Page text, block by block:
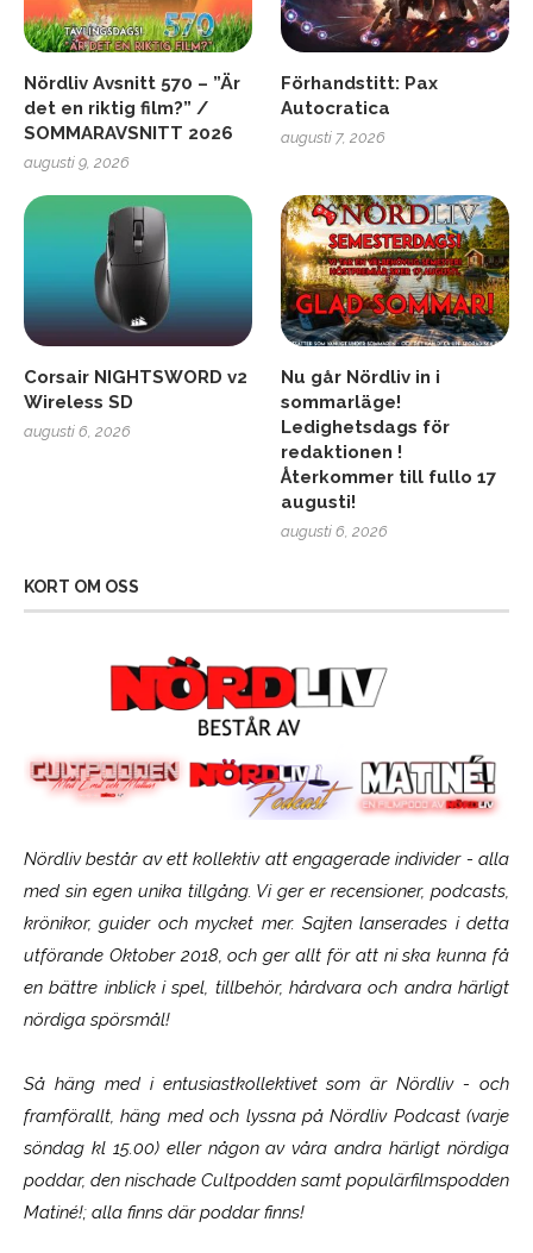
Nördliv Avsnitt 570 – ”Är
det en riktig film?” /
SOMMARAVSNITT 2026
augusti 9, 2026
Förhandstitt: Pax
Autocratica
augusti 7, 2026
Corsair NIGHTSWORD v2
Wireless SD
augusti 6, 2026
Nu går Nördliv in i
sommarläge!
Ledighetsdags för
redaktionen !
Återkommer till fullo 17
augusti!
augusti 6, 2026
KORT OM OSS
Nördliv består av ett kollektiv att engagerade individer - alla
med sin egen unika tillgång. Vi ger er recensioner, podcasts,
krönikor, guider och mycket mer. Sajten lanserades i detta
utförande Oktober 2018, och ger allt för att ni ska kunna få
en bättre inblick i spel, tillbehör, hårdvara och andra härligt
nördiga spörsmål!
Så häng med i entusiastkollektivet som ärNördliv- och
framförallt, häng med och lyssna på Nördliv Podcast (varje
söndag kl 15.00) eller någon av våra andra härligt nördiga
poddar, den nischade Cultpodden samt populärfilmspodden
Matiné!; alla finns där poddar finns!